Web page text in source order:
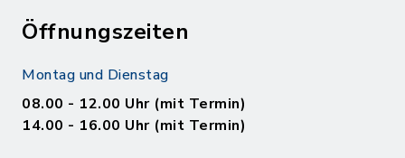
Öffnungszeiten
Montag und Dienstag
08.00 - 12.00 Uhr (mit Termin)
14.00 - 16.00 Uhr (mit Termin)